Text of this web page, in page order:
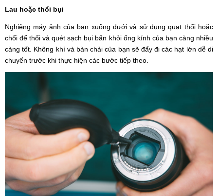
Lau hoặc thổi bụi
Nghiêng máy ảnh của bạn xuống dưới và sử dụng quạt thổi hoặc
chổi để thổi và quét sạch bụi bẩn khỏi ống kính của bạn càng nhiều
càng tốt. Không khí và bàn chải của bạn sẽ đẩy đi các hạt lớn dễ di
chuyển trước khi thực hiện các bước tiếp theo.